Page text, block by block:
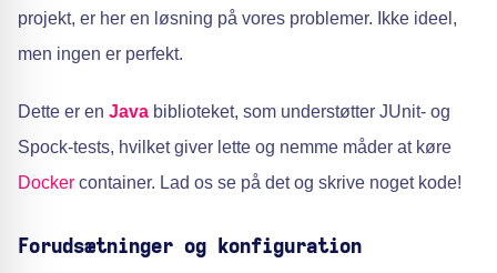
projekt, er her en løsning på vores problemer. Ikke ideel,
men ingen er perfekt.
Dette er en Java biblioteket, som understøtter JUnit- og
Spock-tests, hvilket giver lette og nemme måder at køre
Docker container. Lad os se på det og skrive noget kode!
Forudsætninger og konfiguration